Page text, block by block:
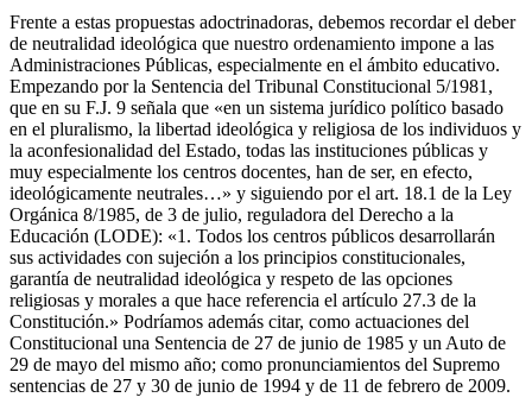
Frente a estas propuestas adoctrinadoras, debemos recordar el deber
de neutralidad ideológica que nuestro ordenamiento impone a las
Administraciones Públicas, especialmente en el ámbito educativo.
Empezando por la Sentencia del Tribunal Constitucional 5/1981,
que en su F.J. 9 señala que «en un sistema jurídico político basado
en el pluralismo, la libertad ideológica y religiosa de los individuos y
la aconfesionalidad del Estado, todas las instituciones públicas y
muy especialmente los centros docentes, han de ser, en efecto,
ideológicamente neutrales…» y siguiendo por el art. 18.1 de la Ley
Orgánica 8/1985, de 3 de julio, reguladora del Derecho a la
Educación (LODE): «1. Todos los centros públicos desarrollarán
sus actividades con sujeción a los principios constitucionales,
garantía de neutralidad ideológica y respeto de las opciones
religiosas y morales a que hace referencia el artículo 27.3 de la
Constitución.» Podríamos además citar, como actuaciones del
Constitucional una Sentencia de 27 de junio de 1985 y un Auto de
29 de mayo del mismo año; como pronunciamientos del Supremo
sentencias de 27 y 30 de junio de 1994 y de 11 de febrero de 2009.